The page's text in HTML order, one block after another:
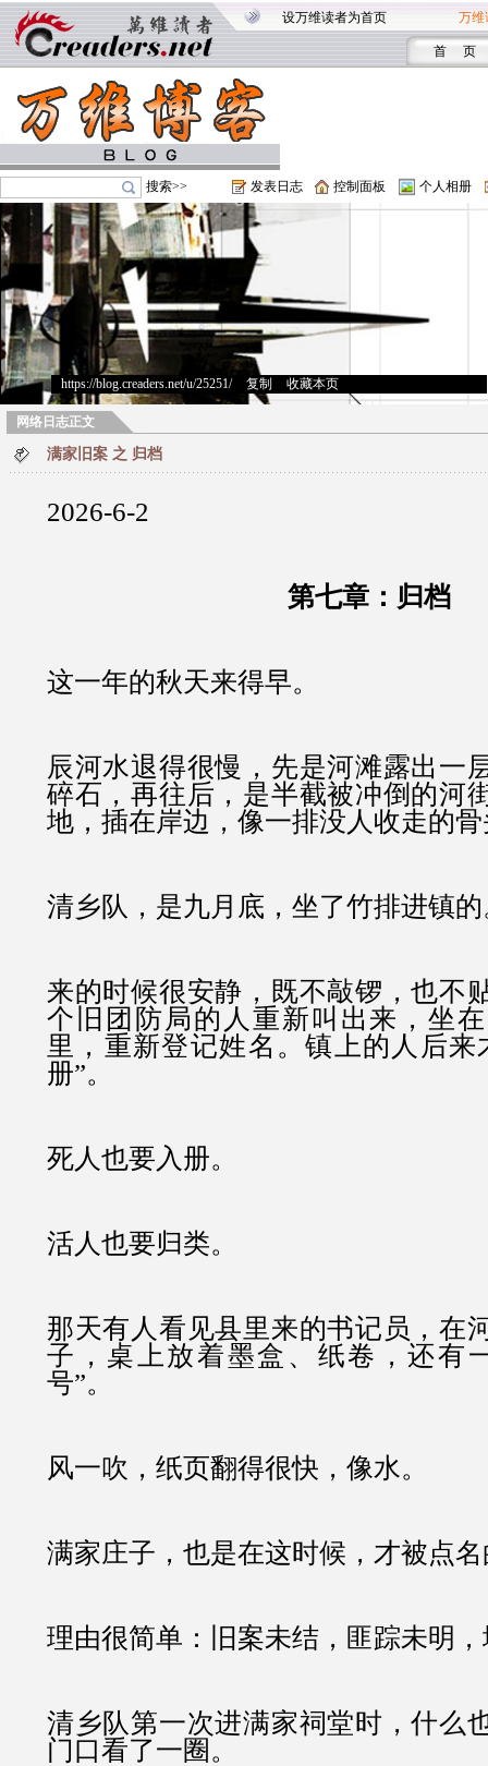
设万维读者为首页 万维
首 页
搜索>> 发表日志 控制面板 个人相册
https://blog.creaders.net/u/25251/> 复制 收藏本页
网络日志正文
满家旧案 之 归档
2026-6-2
第七章：归档
这一年的秋天来得早。
辰河水退得很慢，先是河滩露出一
碎石，再往后，是半截被冲倒的河
地，插在岸边，像一排没人收走的
清乡队，是九月底，坐了竹排进镇
来的时候很安静，既不敲锣，也不
个旧团防局的人重新叫出来，坐
里，重新登记姓名。镇上的人后来
册”。
死人也要入册。
活人也要归类。
那天有人看见县里来的书记员，在
子，桌上放着墨盒、纸卷，还有
号”。
风一吹，纸页翻得很快，像水。
满家庄子，也是在这时候，才被点
理由很简单：旧案未结，匪踪未明
清乡队第一次进满家祠堂时，什么
门口看了一圈。